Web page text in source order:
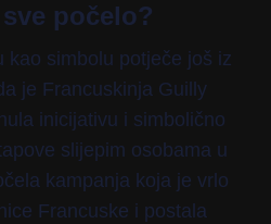
počelo?
kao simbolu potječe još iz
je Francuskinja Guilly
inicijativu i simbolično
slijepim osobama u
kampanja koja je vrlo
Francuske i postala